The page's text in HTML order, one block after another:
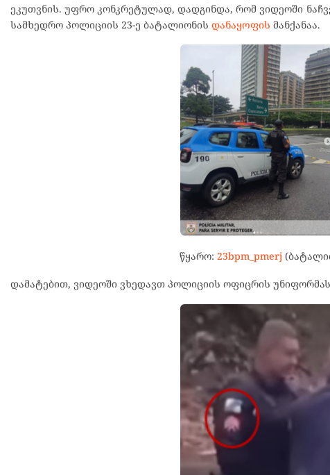
ეკუთვნის. უფრო კონკრეტულად, დადგინდა, რომ ვიდეოში
სამხედრო პოლიციის 23-ე ბატალიონის დანაყოფის მანქანაა.
წყარო: 23bpm_pmerj
დამატებით, ვიდეოში ვხედავთ პოლიციის ოფიცრის